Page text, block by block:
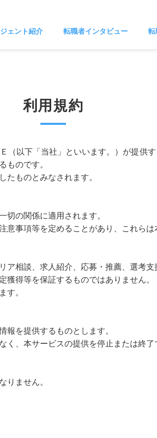
ェント紹介 転職者インタビュー 転
利用規約
（以下「当社」といいます。）が提供
ものです。
たものとみなされます。
切の関係に適用されます。
事項等を定めることがあり、これらは
相談、求人紹介、応募・推薦、選考
獲得等を保証するものではありません。
す。
報を提供するものとします。
、本サービスの提供を停止または終了
りません。